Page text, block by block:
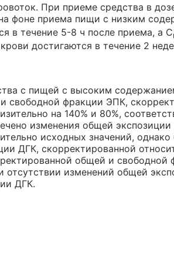
При приеме средства в
фоне приема пищи с низким
в течение 5-8 ч после приема, а C
достигаются в течение 2
с пищей с высоким
свободной фракции ЭПК,
на 140% и 80%,
изменения общей
исходных значений,
ДГК, скорректированной
общей и свободной
отсутствии изменений общей
ДГК.